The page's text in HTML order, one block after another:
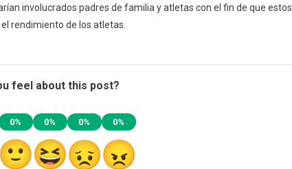
involucrados padres de familia y atletas con el fin de que estos
rendimiento de los atletas.
feel about this post?
0% 0% 0% 0%